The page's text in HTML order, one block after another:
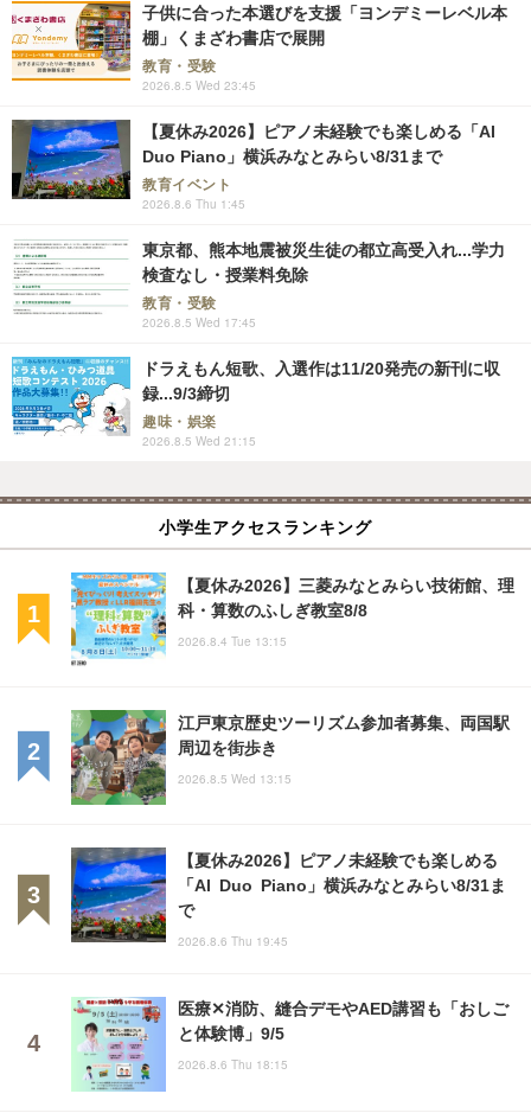
子供に合った本選びを支援「ヨンデミーレベル本
棚」くまざわ書店で展開
教育・受験
2026.8.5 Wed 23:45
【夏休み2026】ピアノ未経験でも楽しめる「AI
Duo Piano」横浜みなとみらい8/31まで
教育イベント
2026.8.6 Thu 1:45
東京都、熊本地震被災生徒の都立高受入れ...学力
検査なし・授業料免除
教育・受験
2026.8.5 Wed 17:45
ドラえもん短歌、入選作は11/20発売の新刊に収
録...9/3締切
趣味・娯楽
2026.8.5 Wed 21:15
小学生アクセスランキング
【夏休み2026】三菱みなとみらい技術館、理
科・算数のふしぎ教室8/8
2026.8.4 Tue 13:15
江戸東京歴史ツーリズム参加者募集、両国駅
周辺を街歩き
2026.8.5 Wed 13:15
【夏休み2026】ピアノ未経験でも楽しめる
「AI Duo Piano」横浜みなとみらい8/31ま
で
2026.8.6 Thu 19:45
医療✕消防、縫合デモやAED講習も「おしご
と体験博」9/5
2026.8.6 Thu 18:15